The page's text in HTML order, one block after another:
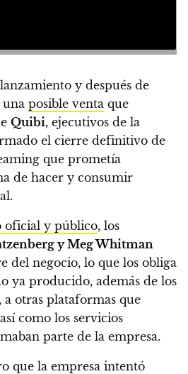
y después de
posible venta que
Quibi, ejecutivos de la
el cierre definitivo de
que prometía
de hacer y consumir
oficial y público, los
y Meg Whitman
del negocio, lo que los obliga
ya producido, además de los
otras plataformas que
como los servicios
parte de la empresa.
que la empresa intentó